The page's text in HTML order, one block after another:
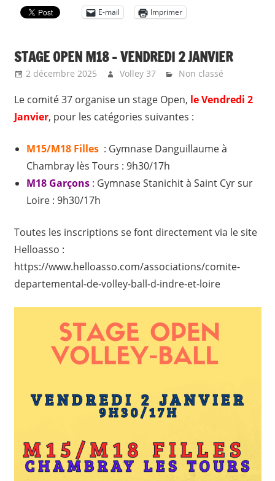
E-mail
Imprimer
STAGE OPEN M18 – VENDREDI 2 JANVIER
2 décembre 2025 Volley 37 Non classé
Le comité 37 organise un stage Open, le Vendredi 2
Janvier, pour les catégories suivantes :
M15/M18 Filles : Gymnase Danguillaume à
Chambray lès Tours : 9h30/17h
M18 Garçons: Gymnase Stanichit à Saint Cyr sur
Loire : 9h30/17h
Toutes les inscriptions se font directement via le site
Helloasso :
https://www.helloasso.com/associations/comite-
departemental-de-volley-ball-d-indre-et-loire